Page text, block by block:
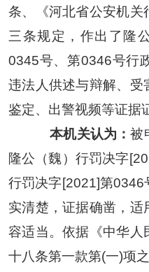
条、《河北省公安机关
三条规定， 作出 了 隆
0345号、第0346号行
违法人供述与辩解、受
鉴定、出警视频等证据
本机关认为：被
隆公（魏）行罚决字
行罚决字[2021]第0346
实清楚，证据确凿，适
容适当。依据《中华人
十八条第一款第(一)项